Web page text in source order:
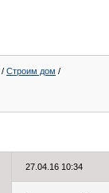
/ Строим дом /
27.04.16 10:34